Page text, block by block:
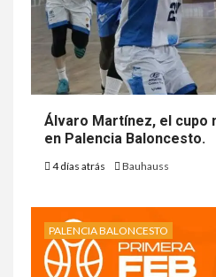
Álvaro Martínez, el cupo
en Palencia Baloncesto.
4 días atrás Bauhauss
PALENCIA BALONCESTO